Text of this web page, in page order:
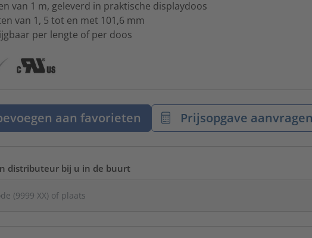
van 1 m, geleverd in praktische displaydoos
van 1, 5 tot en met 101,6 mm
per lengte of per doos
aan favorieten Prijsopgave aanvragen
distributeur bij u in de buurt